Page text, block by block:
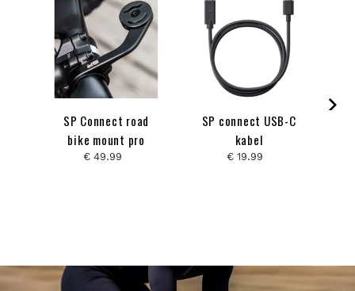
SP Connect road
bike mount pro
€ 49.99
SP connect USB-C
kabel
€ 19.99